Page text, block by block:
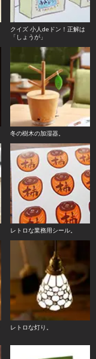
クイズ 小人deドン！正解は
「しょうが」
冬の樹木の加湿器。
レトロな業務用シール。
レトロな灯り。